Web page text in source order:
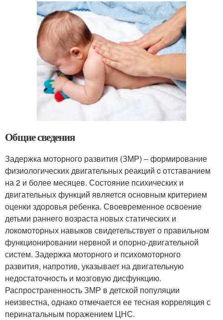
Общие сведения
Задержка моторного развития (ЗМР) ‒ формирование
физиологических двигательных реакций c отставанием
на 2 и более месяцев. Состояние психических и
двигательных функций является основным критерием
оценки здоровья ребенка. Своевременное освоение
детьми раннего возраста новых статических и
локомоторных навыков свидетельствует о правильном
функционировании нервной и опорно-двигательной
систем. Задержка моторного и психомоторного
развития, напротив, указывает на двигательную
недостаточность и мозговую дисфункцию.
Распространенность ЗМР в детской популяции
неизвестна, однако отмечается ее тесная корреляция с
перинатальным поражением ЦНС.